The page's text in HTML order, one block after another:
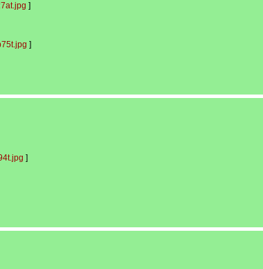
]
]
]